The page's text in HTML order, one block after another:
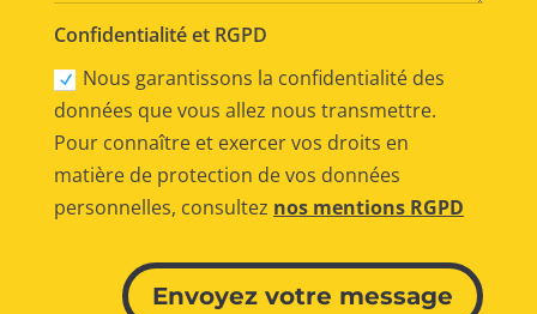
Confidentialité et RGPD
Nous garantissons la confidentialité des
données que vous allez nous transmettre.
Pour connaître et exercer vos droits en
matière de protection de vos données
personnelles, consultez nos mentions RGPD
Envoyez votre message